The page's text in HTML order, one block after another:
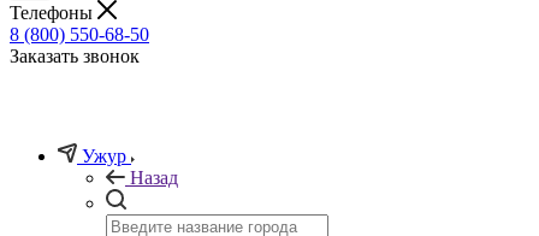
Телефоны
8 (800) 550-68-50
Заказать звонок
Ужур
Назад